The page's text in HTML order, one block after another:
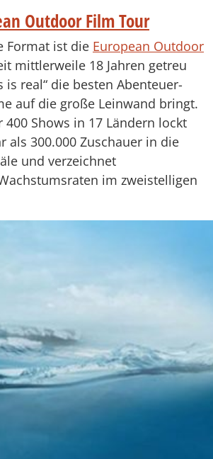
Outdoor Film Tour
Format ist die European Outdoor
mittlerweile 18 Jahren getreu
is real“ die besten Abenteuer-
auf die große Leinwand bringt.
Shows in 17 Ländern lockt
als 300.000 Zuschauer in die
und verzeichnet
im zweistelligen